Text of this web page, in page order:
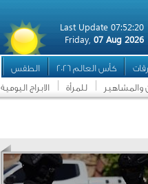
Last Update 07:52:20
Friday, 07 Aug 2026
كأس العالم 2026 الطقس
والمشاهير للمرأة الابراج اليومية